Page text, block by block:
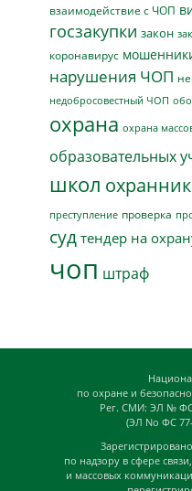
взаимодействие с ЧОП
госзакупки закон
коронавирус
нарушения ЧОП
недобросовестный ЧОП
охрана охрана
образовательных
школ охранник
преступление проверка
суд тендер на
чоп штраф
по охране и
Рег. СМИ: ЭЛ № ФС
(ЭЛ No ФС
по надзору в сфере
и массовых